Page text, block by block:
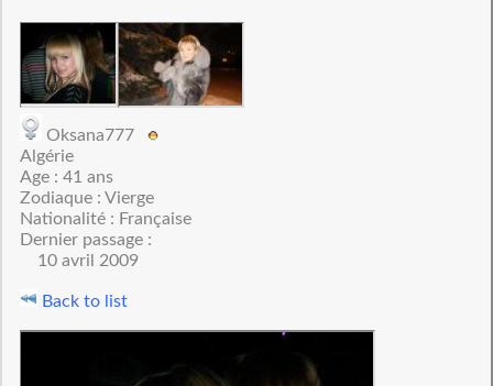
Oksana777
Algérie
Age : 41 ans
Zodiaque : Vierge
Nationalité : Française
Dernier passage :
10 avril 2009
Back to list